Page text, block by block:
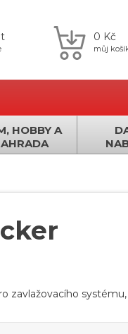
0 Kč
můj
HOBBY A
zavlažovacího